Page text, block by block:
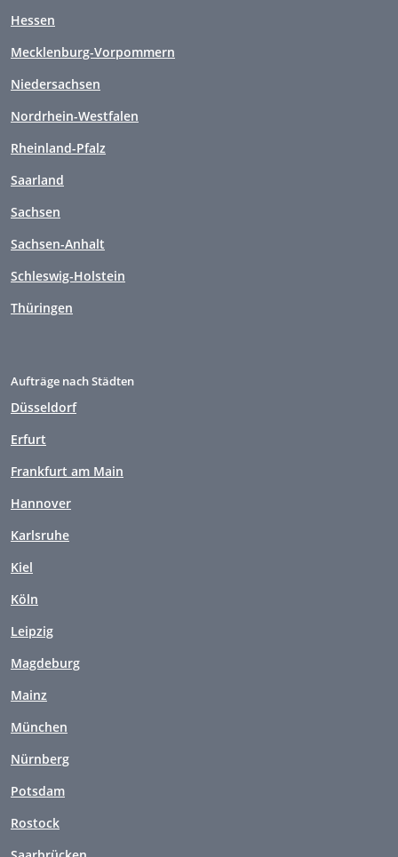
Hessen
Mecklenburg-Vorpommern
Niedersachsen
Nordrhein-Westfalen
Rheinland-Pfalz
Saarland
Sachsen
Sachsen-Anhalt
Schleswig-Holstein
Thüringen
Aufträge nach Städten
Düsseldorf
Erfurt
Frankfurt am Main
Hannover
Karlsruhe
Kiel
Köln
Leipzig
Magdeburg
Mainz
München
Nürnberg
Potsdam
Rostock